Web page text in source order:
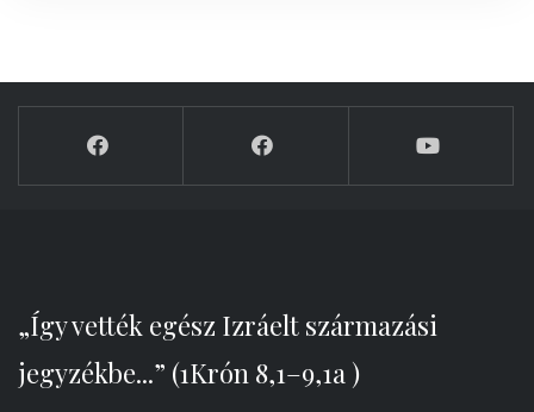
„Így vették egész Izráelt származási
jegyzékbe...” (1Krón 8,1–9,1a )